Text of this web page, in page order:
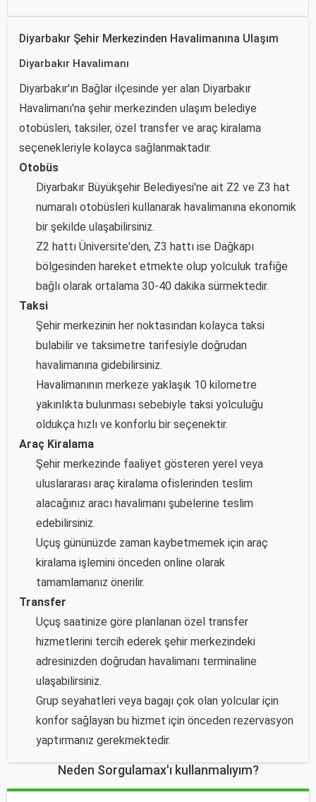
Diyarbakır Şehir Merkezinden Havalimanına Ulaşım
Diyarbakır Havalimanı
Diyarbakır'ın Bağlar ilçesinde yer alan Diyarbakır
Havalimanı'na şehir merkezinden ulaşım belediye
otobüsleri, taksiler, özel transfer ve araç kiralama
seçenekleriyle kolayca sağlanmaktadır.
Otobüs
Diyarbakır Büyükşehir Belediyesi'ne ait Z2 ve Z3 hat
numaralı otobüsleri kullanarak havalimanına ekonomik
bir şekilde ulaşabilirsiniz.
Z2 hattı Üniversite'den, Z3 hattı ise Dağkapı
bölgesinden hareket etmekte olup yolculuk trafiğe
bağlı olarak ortalama 30-40 dakika sürmektedir.
Taksi
Şehir merkezinin her noktasından kolayca taksi
bulabilir ve taksimetre tarifesiyle doğrudan
havalimanına gidebilirsiniz.
Havalimanının merkeze yaklaşık 10 kilometre
yakınlıkta bulunması sebebiyle taksi yolculuğu
oldukça hızlı ve konforlu bir seçenektir.
Araç Kiralama
Şehir merkezinde faaliyet gösteren yerel veya
uluslararası araç kiralama ofislerinden teslim
alacağınız aracı havalimanı şubelerine teslim
edebilirsiniz.
Uçuş gününüzde zaman kaybetmemek için araç
kiralama işlemini önceden online olarak
tamamlamanız önerilir.
Transfer
Uçuş saatinize göre planlanan özel transfer
hizmetlerini tercih ederek şehir merkezindeki
adresinizden doğrudan havalimanı terminaline
ulaşabilirsiniz.
Grup seyahatleri veya bagajı çok olan yolcular için
konfor sağlayan bu hizmet için önceden rezervasyon
yaptırmanız gerekmektedir.
Neden Sorgulamax'ı kullanmalıyım?